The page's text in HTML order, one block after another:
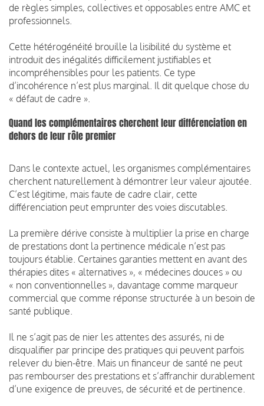
de règles simples, collectives et opposables entre AMC et
professionnels.
Cette hétérogénéité brouille la lisibilité du système et
introduit des inégalités difficilement justifiables et
incompréhensibles pour les patients. Ce type
d’incohérence n’est plus marginal. Il dit quelque chose du
« défaut de cadre ».
Quand les complémentaires cherchent leur différenciation en
dehors de leur rôle premier
Dans le contexte actuel, les organismes complémentaires
cherchent naturellement à démontrer leur valeur ajoutée.
C’est légitime, mais faute de cadre clair, cette
différenciation peut emprunter des voies discutables.
La première dérive consiste à multiplier la prise en charge
de prestations dont la pertinence médicale n’est pas
toujours établie. Certaines garanties mettent en avant des
thérapies dites « alternatives », « médecines douces » ou
« non conventionnelles », davantage comme marqueur
commercial que comme réponse structurée à un besoin de
santé publique.
Il ne s’agit pas de nier les attentes des assurés, ni de
disqualifier par principe des pratiques qui peuvent parfois
relever du bien-être. Mais un financeur de santé ne peut
pas rembourser des prestations et s’affranchir durablement
d’une exigence de preuves, de sécurité et de pertinence.